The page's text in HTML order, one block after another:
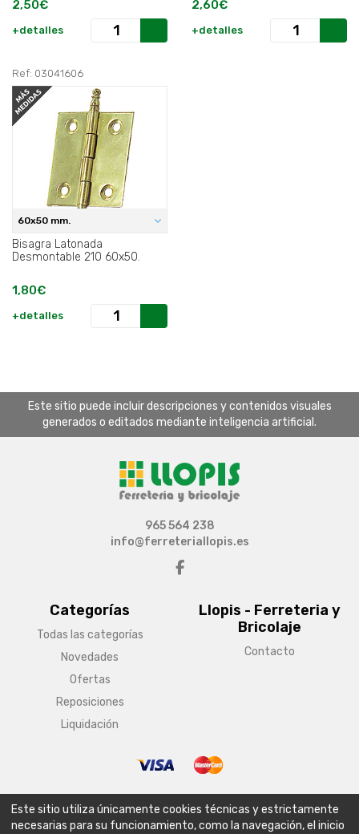
2,50€
+detalles
2,60€
+detalles
Ref: 03041606
60x50 mm.
Bisagra Latonada
Desmontable 210 60x50.
1,80€
+detalles
Este sitio puede incluir descripciones y contenidos visuales
generados o editados mediante inteligencia artificial.
Categorías
Todas las categorías
Novedades
Ofertas
Reposiciones
Liquidación
Llopis - Ferreteria y
Bricolaje
Contacto
965 564 238
info@ferreteriallopis.es
Aviso legal Condiciones generales de venta Política de envío
Este sitio utiliza únicamente cookies técnicas y estrictamente
necesarias para su funcionamiento, como la navegación, el inicio